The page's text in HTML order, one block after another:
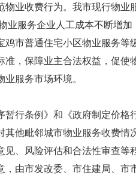
物业收费行为。我市现行物
业服务企业人工成本不断增
鸡市普通住宅小区物业服务等
准，保障业主合法权益，促使
服务市场环境。
暂行条例》和《政府制定价格
其他毗邻城市物业服务收费情
见、风险评估和合法性审查等
，由市发改委、市住建局、市